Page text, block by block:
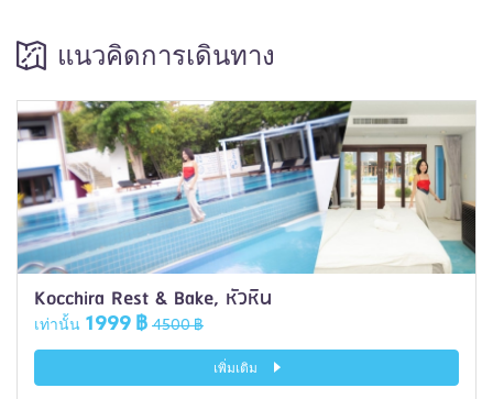
แนวคิดการเดินทาง
Kocchira Rest & Bake, หัวหิน
เท่านั้น 1999 ฿ 4500 ฿
เพิ่มเติม